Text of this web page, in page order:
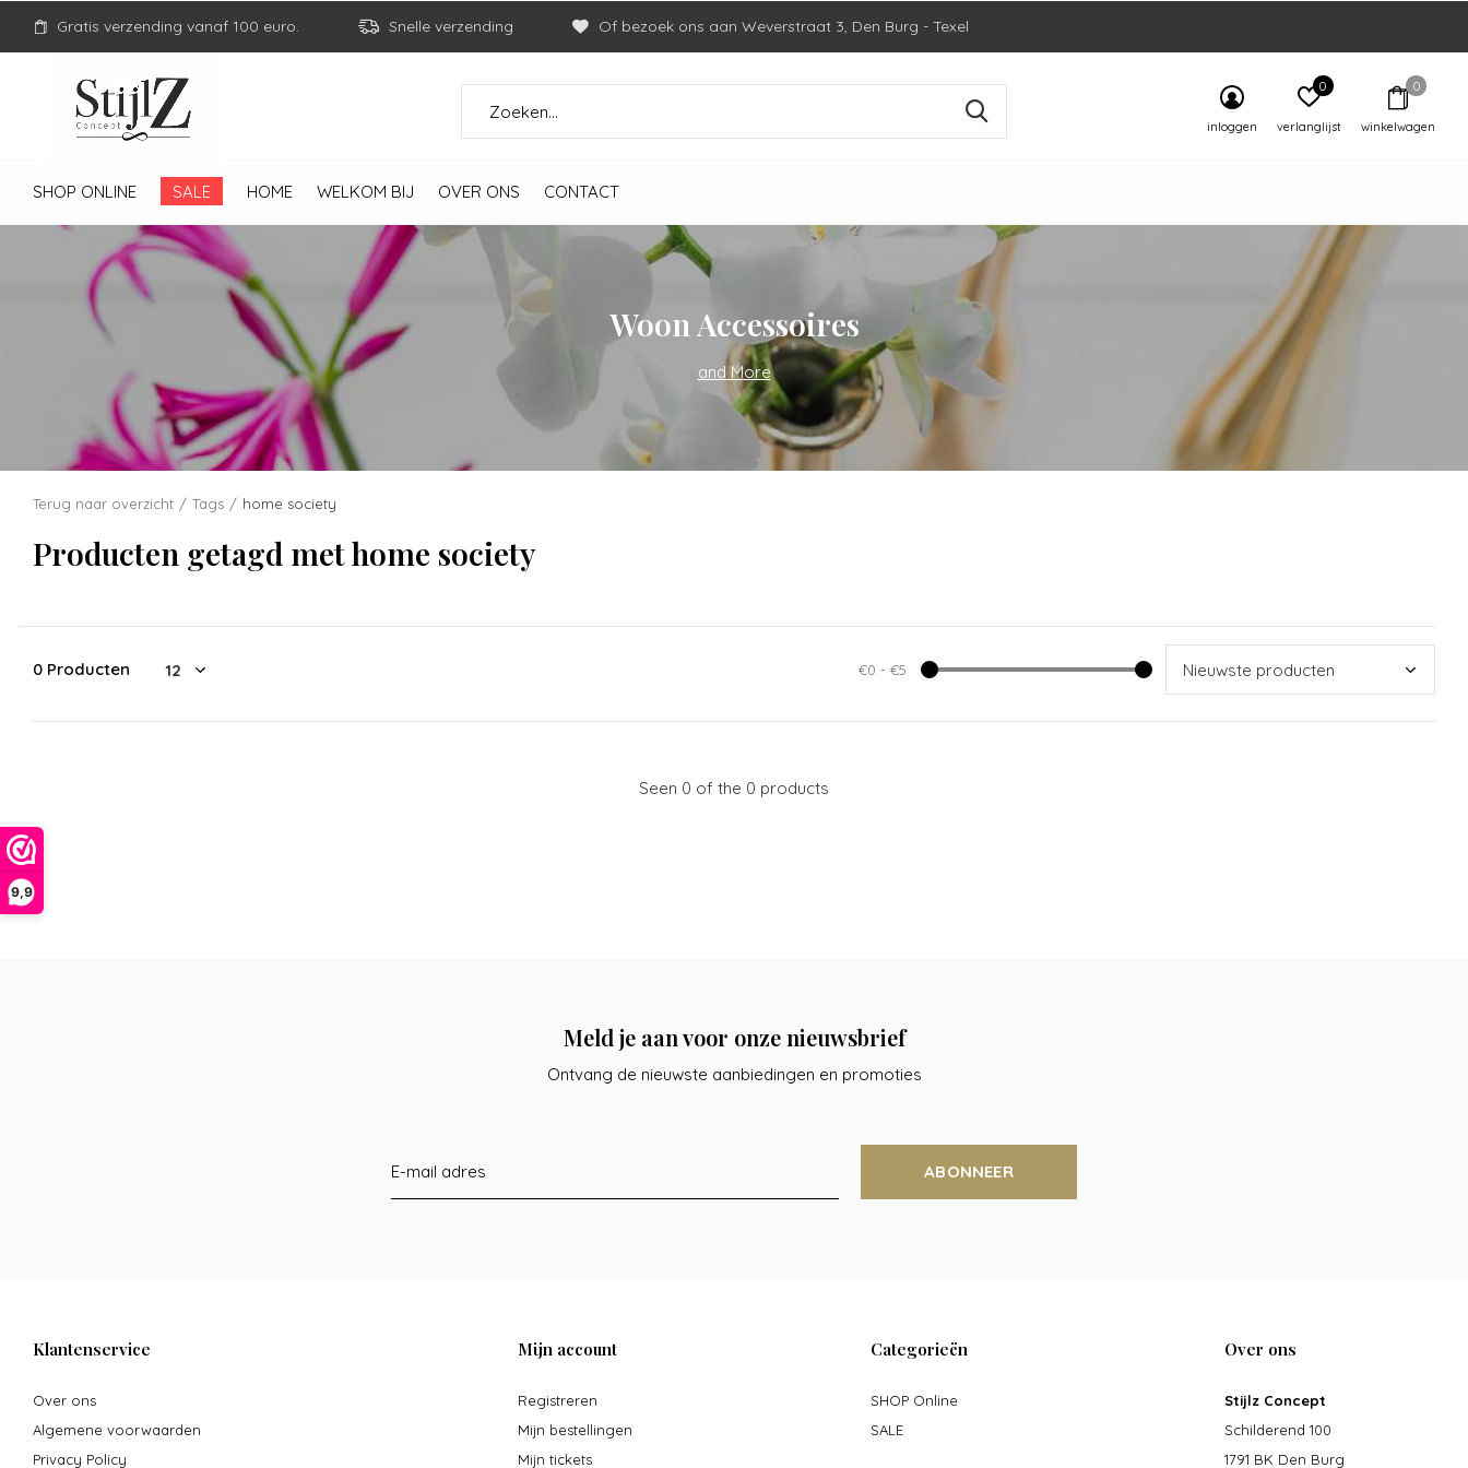
9,9
SHOP ONLINE SALE HOME WELKOM BIJ OVER ONS CONTACT
inloggen verlanglijst
0
winkelwagen
0
Gratis verzending vanaf 100 euro. Snelle verzending Of bezoek ons aan Weverstraat 3, Den Burg - Texel
Woon Accessoires
and More
Terug naar overzicht Tags home society
Producten getagd met home society
0 Producten €0 - €5
Seen 0 of the 0 products
Meld je aan voor onze nieuwsbrief
Ontvang de nieuwste aanbiedingen en promoties
ABONNEER
Klantenservice
Over ons
Algemene voorwaarden
Privacy Policy
Mijn account
Registreren
Mijn bestellingen
Mijn tickets
Categorieën
SHOP Online
SALE
Over ons
Stijlz Concept
Schilderend 100
1791 BK Den Burg